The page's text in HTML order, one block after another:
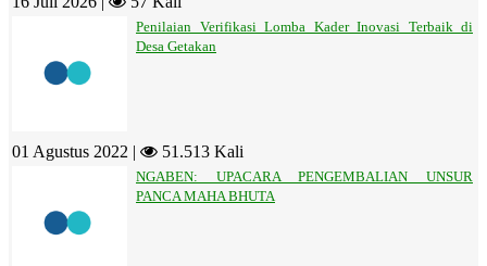
Penilaian Verifikasi Lomba Kader Inovasi Terbaik di
Desa Getakan
01 Agustus 2022 | 51.513 Kali
NGABEN: UPACARA PENGEMBALIAN UNSUR
PANCA MAHA BHUTA